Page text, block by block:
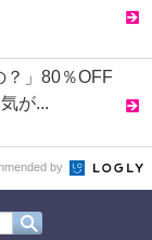
？」80％OFF
が...
by